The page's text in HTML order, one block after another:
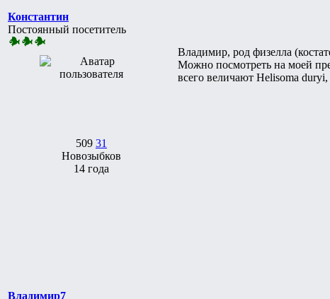
Константин
Постоянный посетитель
509 31
Новозыбков
14 года
Владимир, род физелла
Можно посмотреть на моей
всего величают Helisoma
Владимир7